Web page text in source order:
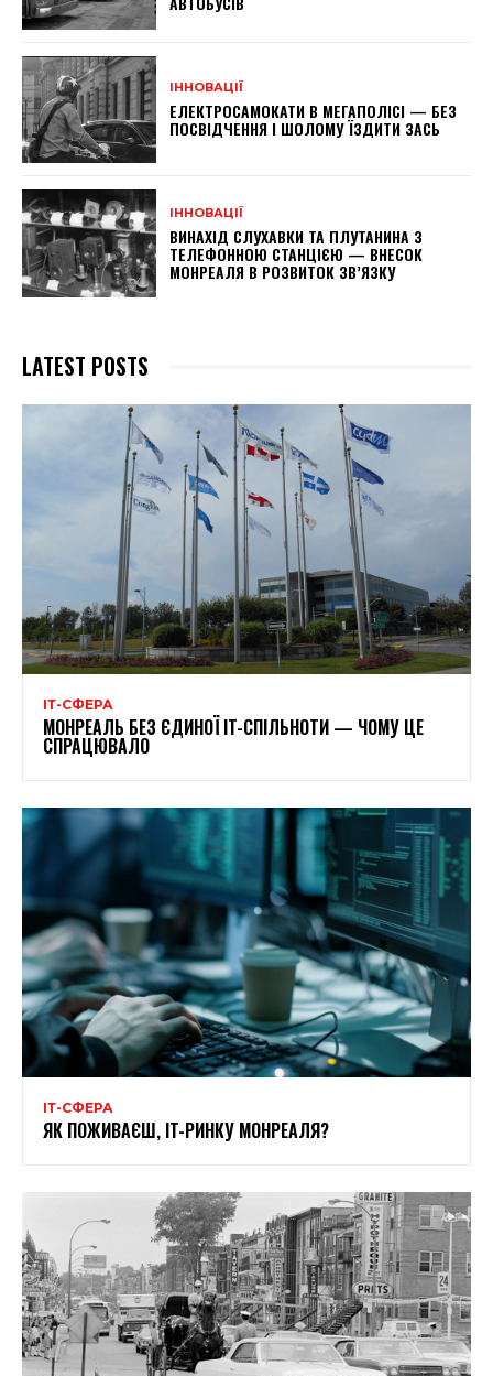
ІННОВАЦІЇ
ЕЛЕКТРОСАМОКАТИ В МЕГАПОЛІСІ — БЕЗ
ПОСВІДЧЕННЯ І ШОЛОМУ ЇЗДИТИ ЗАСЬ
ІННОВАЦІЇ
ВИНАХІД СЛУХАВКИ ТА ПЛУТАНИНА З
ТЕЛЕФОННОЮ СТАНЦІЄЮ — ВНЕСОК
МОНРЕАЛЯ В РОЗВИТОК ЗВ’ЯЗКУ
LATEST POSTS
ІТ-СФЕРА
МОНРЕАЛЬ БЕЗ ЄДИНОЇ IT-СПІЛЬНОТИ — ЧОМУ ЦЕ
СПРАЦЮВАЛО
ІТ-СФЕРА
ЯК ПОЖИВАЄШ, IT-РИНКУ МОНРЕАЛЯ?